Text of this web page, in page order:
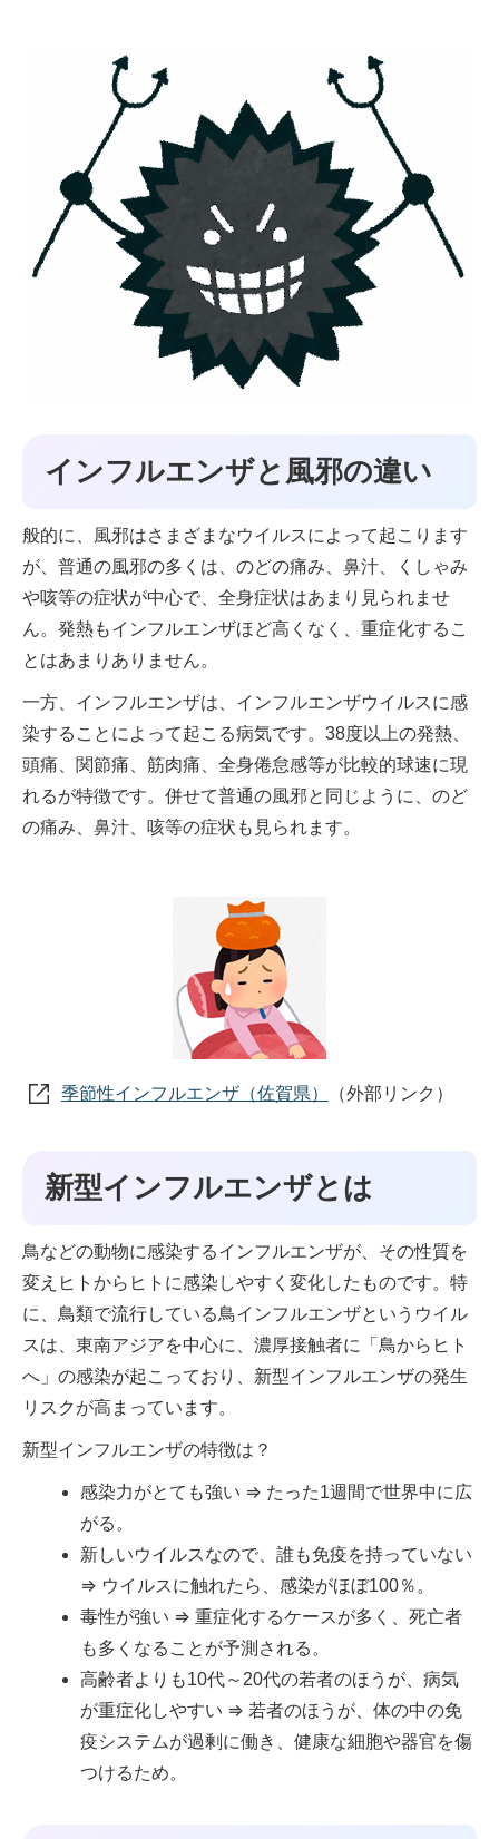
インフルエンザと風邪の違い
般的に、風邪はさまざまなウイルスによって起こります
が、普通の風邪の多くは、のどの痛み、鼻汁、くしゃみ
や咳等の症状が中心で、全身症状はあまり見られませ
ん。発熱もインフルエンザほど高くなく、重症化するこ
とはあまりありません。
一方、インフルエンザは、インフルエンザウイルスに感
染することによって起こる病気です。38度以上の発熱、
頭痛、関節痛、筋肉痛、全身倦怠感等が比較的球速に現
れるが特徴です。併せて普通の風邪と同じように、のど
の痛み、鼻汁、咳等の症状も見られます。
季節性インフルエンザ（佐賀県） （外部リンク）
新型インフルエンザとは
鳥などの動物に感染するインフルエンザが、その性質を
変えヒトからヒトに感染しやすく変化したものです。特
に、鳥類で流行している鳥インフルエンザというウイル
スは、東南アジアを中心に、濃厚接触者に「鳥からヒト
へ」の感染が起こっており、新型インフルエンザの発生
リスクが高まっています。
新型インフルエンザの特徴は？
感染力がとても強い ⇒ たった1週間で世界中に広
がる。
新しいウイルスなので、誰も免疫を持っていない
⇒ ウイルスに触れたら、感染がほぼ100％。
毒性が強い ⇒ 重症化するケースが多く、死亡者
も多くなることが予測される。
高齢者よりも10代～20代の若者のほうが、病気
が重症化しやすい ⇒ 若者のほうが、体の中の免
疫システムが過剰に働き、健康な細胞や器官を傷
つけるため。